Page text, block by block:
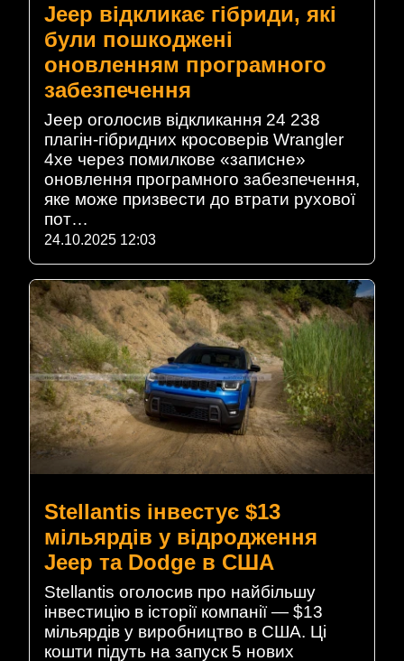
Jeep відкликає гібриди, які
були пошкоджені
оновленням програмного
забезпечення
Jeep оголосив відкликання 24 238
плагін-гібридних кросоверів Wrangler
4xe через помилкове «записне»
оновлення програмного забезпечення,
яке може призвести до втрати рухової
пот…
24.10.2025 12:03
Stellantis інвестує $13
мільярдів у відродження
Jeep та Dodge в США
Stellantis оголосив про найбільшу
інвестицію в історії компанії — $13
мільярдів у виробництво в США. Ці
кошти підуть на запуск 5 нових